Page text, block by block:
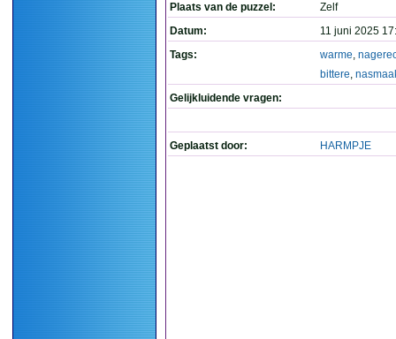
Plaats van de puzzel:
Zelf
Datum:
11 juni 2025
Tags:
warme,
bittere,
Gelijkluidende vragen:
Geplaatst door: HARMPJE